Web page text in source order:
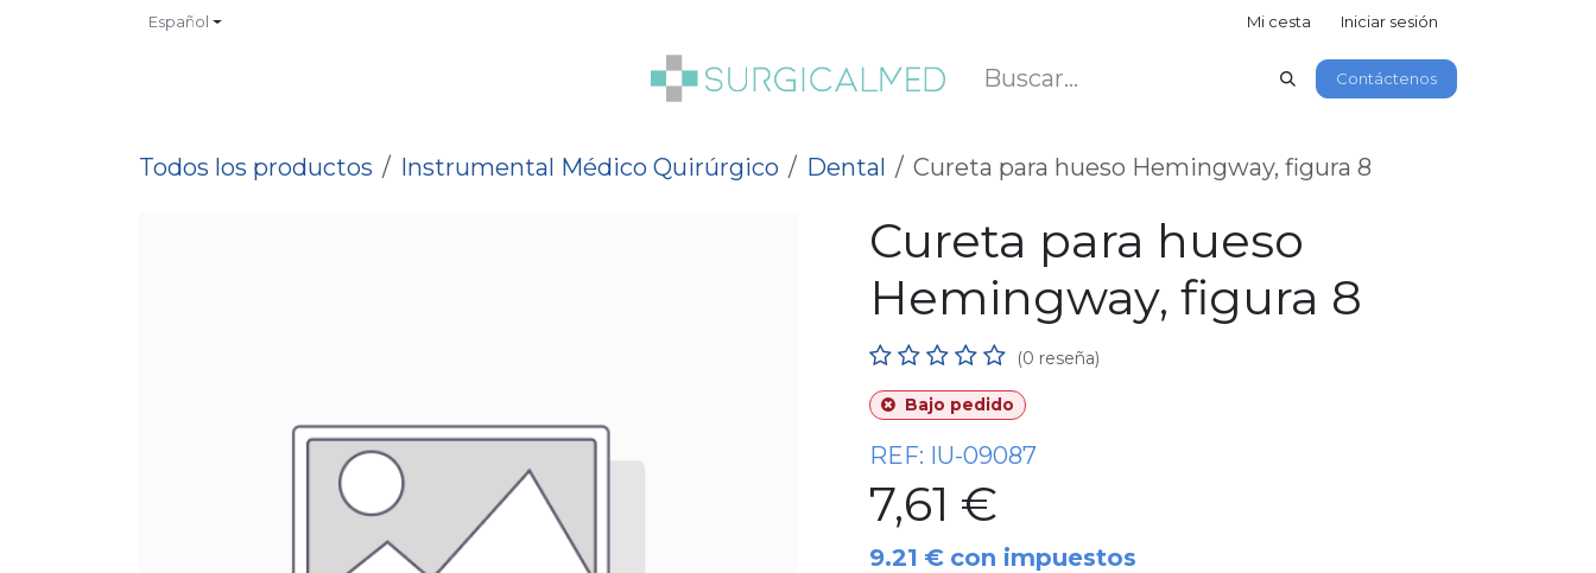
Ir al contenidoEspañol Mi cesta Iniciar sesión
Contáctenos
Todos los productos Instrumental Médico Quirúrgico Dental Cureta para hueso Hemingway, figura 8
Cureta para hueso
Hemingway, figura 8
(0 reseña)
Bajo pedido
REF: IU-09087
7,61 €
9.21 € con impuestos